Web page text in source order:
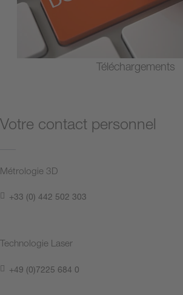
Téléchargements
Votre contact personnel
Métrologie 3D
+33 (0) 442 502 303
Technologie Laser
+49 (0)7225 684 0